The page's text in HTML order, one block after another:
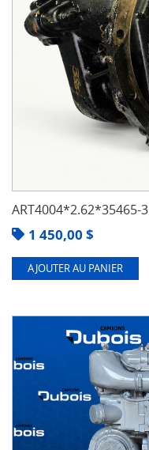
ART4004*2.62*35465-3
1 450,00 $
AJOUTER AU PANIER